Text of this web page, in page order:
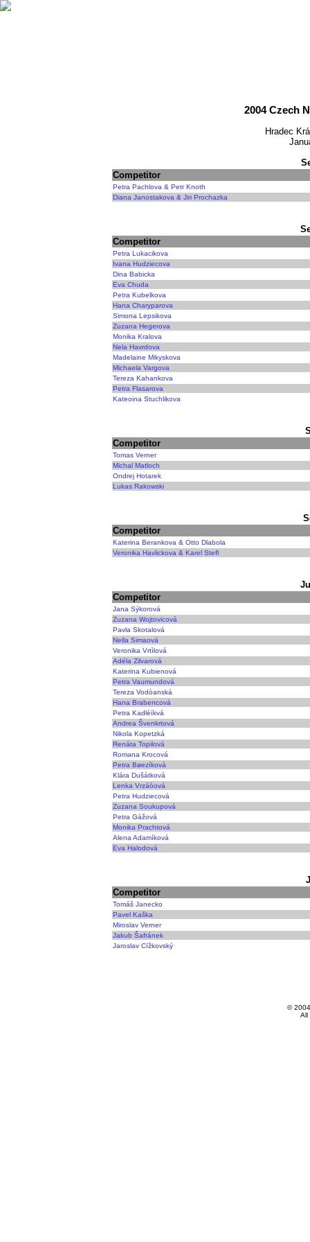
2004 Czech
Hradec
Competitor
Petra Pachlova & Petr Knoth
Diana Janostakova & Jiri Prochazka
Competitor
Petra Lukacikova
Ivana Hudziecova
Dina Babicka
Eva Chuda
Petra Kubelkova
Hana Charyparova
Simona Lepsikova
Zuzana Hegerova
Monika Kralova
Nela Havrdova
Madelaine Mikyskova
Michaela Vargova
Tereza Kahankova
Petra Flasarova
Kateoina Stuchlikova
Competitor
Tomas Verner
Michal Matloch
Ondrej Hotarek
Lukas Rakowski
Competitor
Katerina Berankova & Otto Dlabola
Veronika Havlickova & Karel Stefl
Competitor
Jana Sýkorová
Zuzana Wojtovicová
Pavla Skotalová
Nella Simaová
Veronika Vrtìlová
Adéla Zilvarová
Katerina Kubienová
Petra Vaumundová
Tereza Vodòanská
Hana Brabencová
Petra Kadlèíkvá
Andrea Švenkrtová
Nikola Kopetzká
Renáta Topilová
Romana Krocová
Petra Bøezíková
Klára Dušátková
Lenka Vrzáòová
Petra Hudziecová
Zuzana Soukupová
Petra Gážová
Monika Prachtová
Alena Adamíková
Eva Halodová
Competitor
Tomáš Janecko
Pavel Kaška
Miroslav Verner
Jakub Šafránek
Jaroslav Cížkovský
©
All